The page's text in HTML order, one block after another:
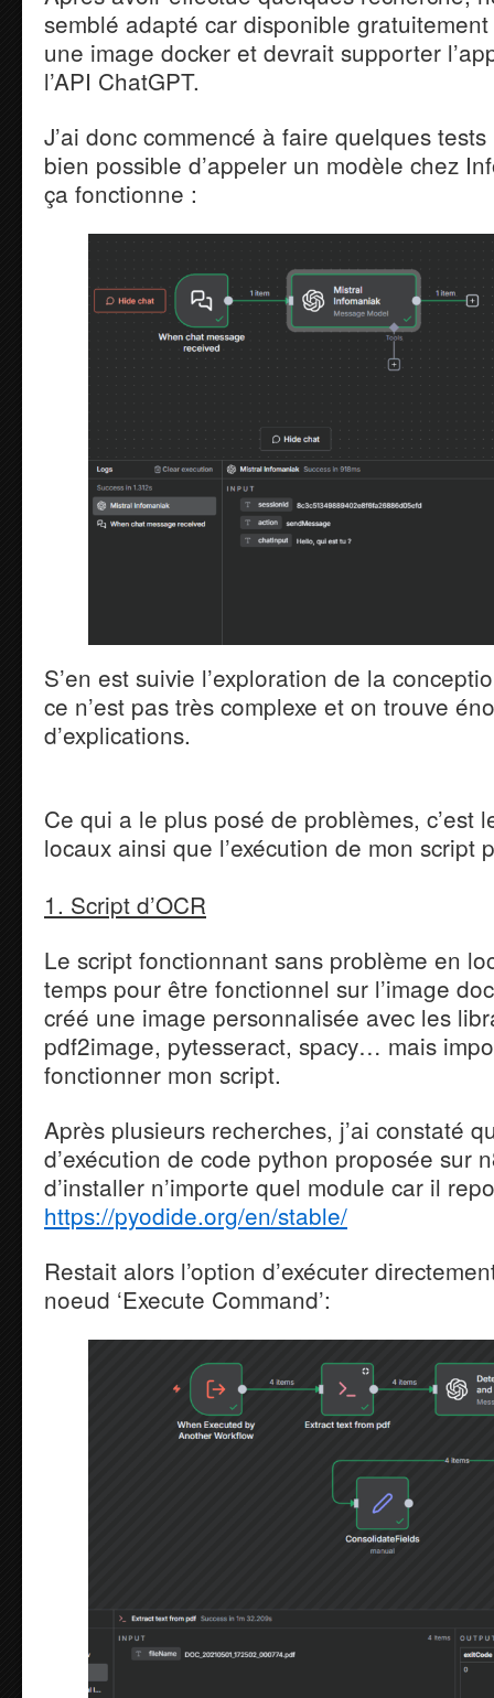
semblé adapté car disponible
une image docker et devrait supporter
l’API ChatGPT.
J’ai donc commencé à faire quelques
bien possible d’appeler un modèle chez
ça fonctionne :
S’en est suivie l’exploration de la
ce n’est pas très complexe et on trouve
d’explications.
Ce qui a le plus posé de problèmes, c’est
locaux ainsi que l’exécution de mon script
1. Script d’OCR
Le script fonctionnant sans problème en
temps pour être fonctionnel sur l’image
créé une image personnalisée avec les
pdf2image, pytesseract, spacy… mais
fonctionner mon script.
Après plusieurs recherches, j’ai constaté
d’exécution de code python proposée sur
d’installer n’importe quel module car il
https://pyodide.org/en/stable/
Restait alors l’option d’exécuter
noeud ‘Execute Command’: